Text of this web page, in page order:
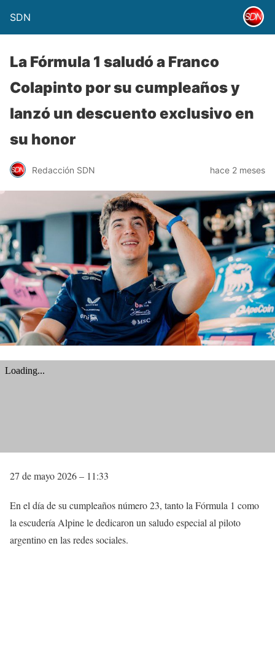
SDN
La Fórmula 1 saludó a Franco
Colapinto por su cumpleaños y
lanzó un descuento exclusivo en
su honor
Redacción SDN hace 2 meses
27 de mayo 2026 – 11:33
En el día de su cumpleaños número 23, tanto la Fórmula 1 como
la escudería Alpine le dedicaron un saludo especial al piloto
argentino en las redes sociales.